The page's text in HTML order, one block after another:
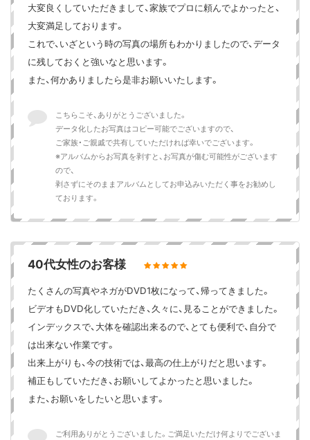
大変良くしていただきまして、家族でプロに頼んでよかったと、
大変満足しております。
これで、いざという時の写真の場所もわかりましたので、データ
に残しておくと強いなと思います。
また、何かありましたら是非お願いいたします。
こちらこそ、ありがとうございました。
データ化したお写真はコピー可能でございますので、
ご家族・ご親戚で共有していただければ幸いでございます。
※アルバムからお写真を剥すと、お写真が傷む可能性がございます
ので、
剥さずにそのままアルバムとしてお申込みいただく事をお勧めし
ております。
40代女性のお客様
たくさんの写真やネガがDVD1枚になって、帰ってきました。
ビデオもDVD化していただき、久々に、見ることができました。
インデックスで、大体を確認出来るので、とても便利で、自分で
は出来ない作業です。
出来上がりも、今の技術では、最高の仕上がりだと思います。
補正もしていただき、お願いしてよかったと思いました。
また、お願いをしたいと思います。
ご利用ありがとうございました。ご満足いただけ何よりでございま